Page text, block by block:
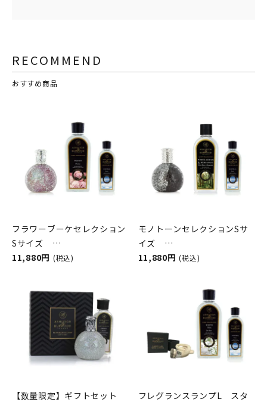
RECOMMEND
おすすめ商品
フラワーブーケセレクション
Sサイズ
ASHLEIGH&BURWOOD（ア
11,880円 (税込)
モノトーンセレクションSサ
イズ
ASHLEIGH&BURWOOD（ア
11,880円 (税込)
【数量限定】ギフトセット
フレグランスランプL スタ